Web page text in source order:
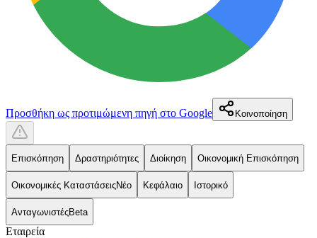
Προσθήκη ως προτιμώμενη πηγή στο Google Κοινοποίηση
Επισκόπηση Δραστηριότητες Διοίκηση Οικονομική Επισκόπηση
Οικονομικές ΚαταστάσειςΝέο Κεφάλαιο Ιστορικό
ΑνταγωνιστέςBeta
Εταιρεία